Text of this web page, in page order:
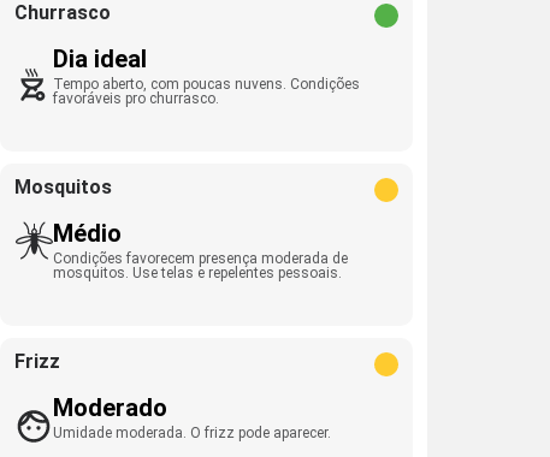
Churrasco
Dia ideal
Tempo aberto, com poucas nuvens. Condições
favoráveis pro churrasco.
Mosquitos
Médio
Condições favorecem presença moderada de
mosquitos. Use telas e repelentes pessoais.
Frizz
Moderado
Umidade moderada. O frizz pode aparecer.